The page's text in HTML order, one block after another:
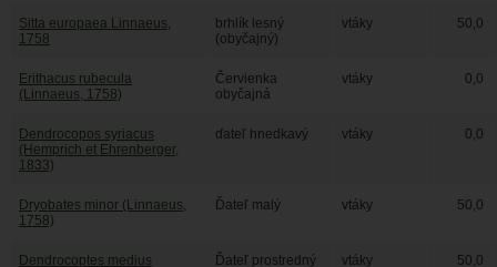
Sitta europaea Linnaeus,
1758
brhlík lesný
(obyčajný)
vtáky 50,0
Erithacus rubecula
(Linnaeus, 1758)
Červienka
obyčajná
vtáky 0,0
Dendrocopos syriacus
(Hemprich et Ehrenberger,
1833)
ďateľ hnedkavý vtáky 0,0
Dryobates minor (Linnaeus,
1758)
Ďateľ malý vtáky 50,0
Dendrocoptes medius
Ďateľ prostredný vtáky 50,0